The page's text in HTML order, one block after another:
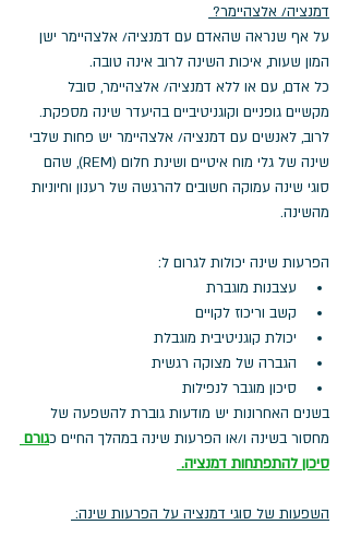
דמנציה/ אלצהיימר?
על אף שנראה שהאדם עם דמנציה/ אלצהיימר ישן
המון שעות, איכות השינה לרוב אינה טובה.
כל אדם, עם או ללא דמנציה/ אלצהיימר, סובל
מקשיים גופניים וקוגניטיביים בהיעדר שינה מספקת.
לרוב, לאנשים עם דמנציה/ אלצהיימר יש פחות שלבי
שינה של גלי מוח איטיים ושינת חלום (REM), שהם
סוגי שינה עמוקה חשובים להרגשה של רענון וחיוניות
מהשינה.
הפרעות שינה יכולות לגרום ל:
עצבנות מוגברת
קשב וריכוז לקויים
יכולת קוגניטיבית מוגבלת
הגברה של מצוקה רגשית
סיכון מוגבר לנפילות
בשנים האחרונות יש מודעות גוברת להשפעה של
מחסור בשינה ו/או הפרעות שינה במהלך החיים כגורם
סיכון להתפתחות דמנציה.
השפעות של סוגי דמנציה על הפרעות שינה: